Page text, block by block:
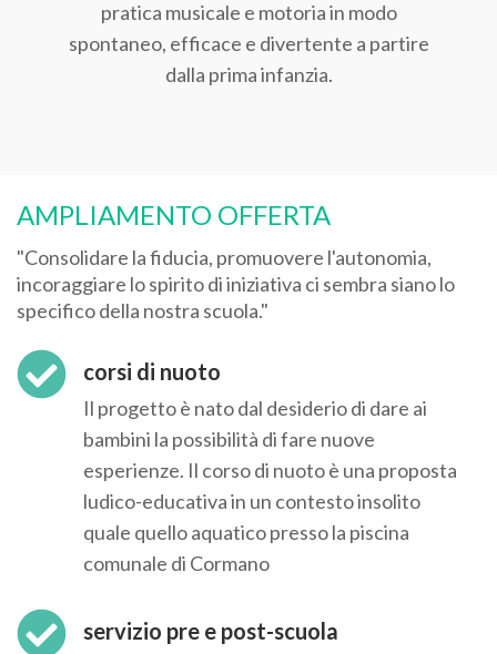
pratica musicale e motoria in modo
spontaneo, efficace e divertente a partire
dalla prima infanzia.
AMPLIAMENTO OFFERTA
"Consolidare la fiducia, promuovere l'autonomia,
incoraggiare lo spirito di iniziativa ci sembra siano lo
specifico della nostra scuola."
corsi di nuoto
Il progetto è nato dal desiderio di dare ai
bambini la possibilità di fare nuove
esperienze. Il corso di nuoto è una proposta
ludico-educativa in un contesto insolito
quale quello aquatico presso la piscina
comunale di Cormano
servizio pre e post-scuola